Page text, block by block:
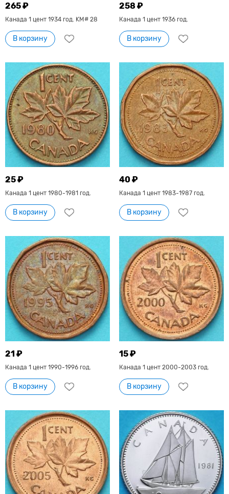
265 ₽
Канада 1 цент 1934 год. KM# 28
В корзину
258 ₽
Канада 1 цент 1936 год.
В корзину
25 ₽
Канада 1 цент 1980-1981 год.
В корзину
40 ₽
Канада 1 цент 1983-1987 год.
В корзину
21 ₽
Канада 1 цент 1990-1996 год.
В корзину
15 ₽
Канада 1 цент 2000-2003 год.
В корзину